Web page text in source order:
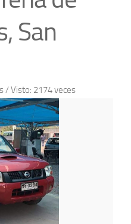
San
/ Visto: 2174 veces